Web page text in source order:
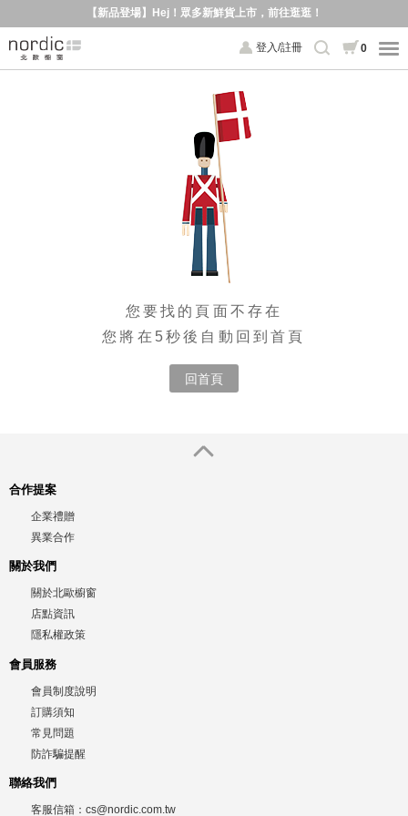
【新品登場】Hej！眾多新鮮貨上市，前往逛逛！
登入/註冊 0
您要找的頁面不存在
您將在5秒後自動回到首頁
回首頁
合作提案
企業禮贈
異業合作
關於我們
關於北歐櫥窗
店點資訊
隱私權政策
會員服務
會員制度說明
訂購須知
常見問題
防詐騙提醒
聯絡我們
客服信箱： cs@nordic.com.tw